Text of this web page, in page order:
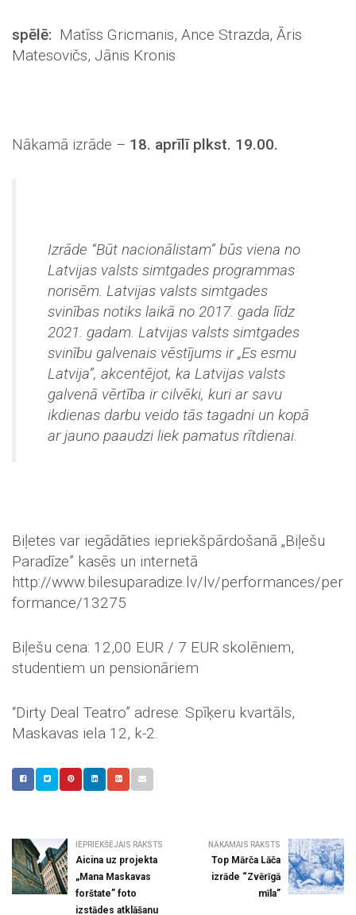
spēlē: Matīss Gricmanis, Ance Strazda, Āris
Matesovičs, Jānis Kronis
Nākamā izrāde – 18. aprīlī plkst. 19.00.
Izrāde “Būt nacionālistam” būs viena no
Latvijas valsts simtgades programmas
norisēm. Latvijas valsts simtgades
svinības notiks laikā no 2017. gada līdz
2021. gadam. Latvijas valsts simtgades
svinību galvenais vēstījums ir „Es esmu
Latvija”, akcentējot, ka Latvijas valsts
galvenā vērtība ir cilvēki, kuri ar savu
ikdienas darbu veido tās tagadni un kopā
ar jauno paaudzi liek pamatus rītdienai.
Biļetes var iegādāties iepriekšpārdošanā „Biļešu
Paradīze” kasēs un internetā
http://www.bilesuparadize.lv/lv/performances/per
formance/13275
Biļešu cena: 12,00 EUR / 7 EUR skolēniem,
studentiem un pensionāriem
“Dirty Deal Teatro” adrese: Spīķeru kvartāls,
Maskavas iela 12, k-2.
IEPRIEKŠĒJAIS RAKSTS
Aicina uz projekta
„Mana Maskavas
forštate” foto
izstādes atklāšanu
NĀKAMAIS RAKSTS
Top Mārča Lāča
izrāde “Zvērīgā
mīla”